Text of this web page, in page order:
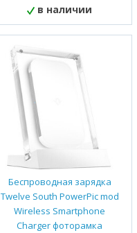
в наличии
Беспроводная зарядка
Twelve South PowerPic mod
Wireless Smartphone
Charger фоторамка